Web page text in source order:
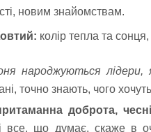
новим знайомствам.
: колір тепла та сонця,
народжуються лідери,
точно знають, чого
доброта,
все, що думає, скаже в